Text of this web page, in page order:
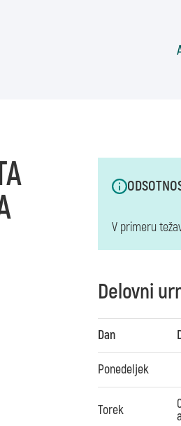
V primeru
Delovni
Dan
Ponedeljek
Torek